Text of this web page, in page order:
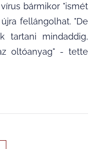
bármikor "ismét
fellángolhat. "De
tartani mindaddig,
oltóanyag" - tette